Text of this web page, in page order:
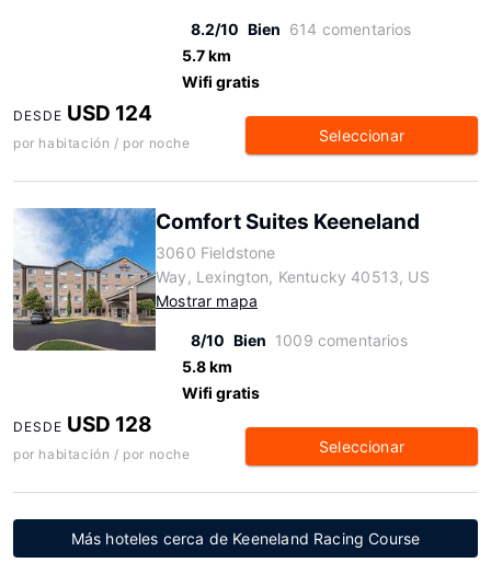
8.2/10 Bien 614 comentarios
5.7 km
Wifi gratis
DESDE USD 124
por habitación / por noche Seleccionar
Comfort Suites Keeneland
3060 Fieldstone
Way, Lexington, Kentucky 40513, US
Mostrar mapa
8/10 Bien 1009 comentarios
5.8 km
Wifi gratis
DESDE USD 128
por habitación / por noche Seleccionar
Más hoteles cerca de Keeneland Racing Course